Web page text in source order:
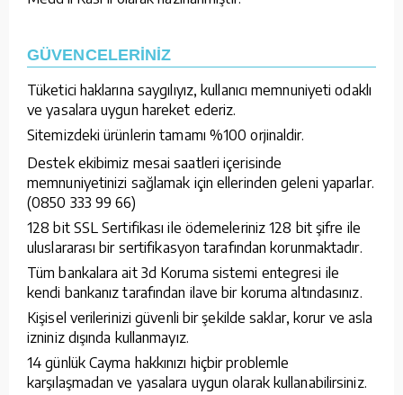
GÜVENCELERİNİZ
Tüketici haklarına saygılıyız, kullanıcı memnuniyeti odaklı
ve yasalara uygun hareket ederiz.
Sitemizdeki ürünlerin tamamı %100 orjinaldir.
Destek ekibimiz mesai saatleri içerisinde
memnuniyetinizi sağlamak için ellerinden geleni yaparlar.
(0850 333 99 66)
128 bit SSL Sertifikası ile ödemeleriniz 128 bit şifre ile
uluslararası bir sertifikasyon tarafından korunmaktadır.
Tüm bankalara ait 3d Koruma sistemi entegresi ile
kendi bankanız tarafından ilave bir koruma altındasınız.
Kişisel verilerinizi güvenli bir şekilde saklar, korur ve asla
izniniz dışında kullanmayız.
14 günlük Cayma hakkınızı hiçbir problemle
karşılaşmadan ve yasalara uygun olarak kullanabilirsiniz.